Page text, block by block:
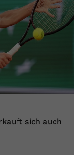
sich auch